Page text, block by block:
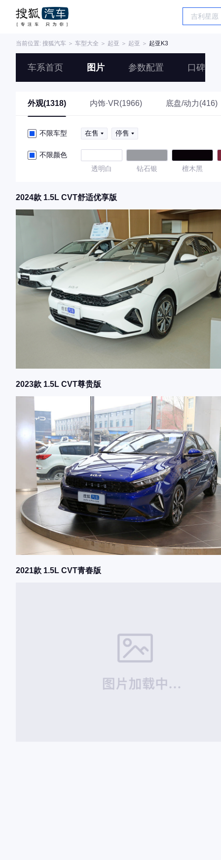
当前位置: 搜狐汽车 ＞ 车型大全 ＞ 起亚 ＞ 起亚 ＞ 起亚K3
车系首页 图片 参数配置 口碑
外观(1318) 内饰·VR(1966) 底盘/动力(416)
不限车型 在售 停售
不限颜色
透明白
钻石银 檀木黑
2024款 1.5L CVT舒适优享版
2023款 1.5L CVT尊贵版
2021款 1.5L CVT青春版